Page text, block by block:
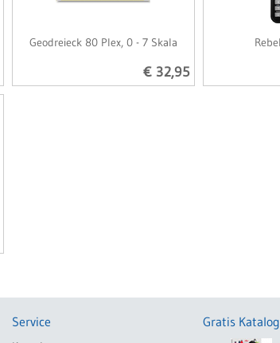
Geodreieck 80 Plex, 0 - 7 Skala
€ 32,95
Service Gratis